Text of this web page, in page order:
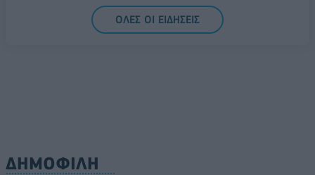
5G παντού, 6G στον ορίζοντα: Πού βρίσκεται η
Ελλάδα στη μεγάλη τεχνολογική μετάβαση
ΟΛΕΣ ΟΙ ΕΙΔΗΣΕΙΣ
ΔΗΜΟΦΙΛΗ